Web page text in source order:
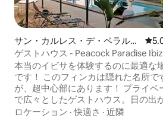
サン・カルレス・デ・ペラルタ
の離れ
レ
ゲストハウス - Peacock Paradise
本当のイビサを体験するのに最適な
です！ このフィンカは隠れた名所で
が、超中心部にあります！ プライベ
で広々としたゲストハウス。日の出
夕日まで360度の美しい景色を楽しめ
ロケーション ·快適さ · 近隣